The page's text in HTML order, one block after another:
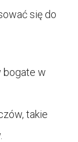
się do
bogate w
takie